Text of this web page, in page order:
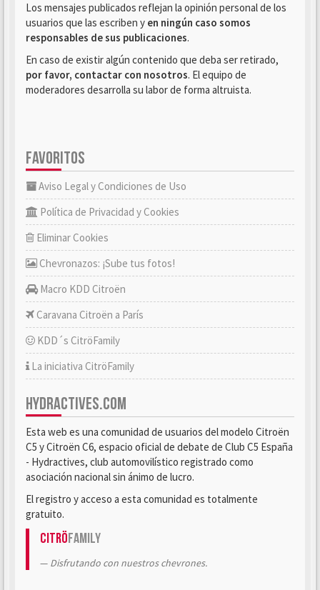
Los mensajes publicados reflejan la opinión personal de los
usuarios que las escriben y en ningún caso somos
responsables de sus publicaciones.
En caso de existir algún contenido que deba ser retirado,
por favor, contactar con nosotros. El equipo de
moderadores desarrolla su labor de forma altruista.
FAVORITOS
Aviso Legal y Condiciones de Uso
Política de Privacidad y Cookies
Eliminar Cookies
Chevronazos: ¡Sube tus fotos!
Macro KDD Citroën
Caravana Citroën a París
KDD´s CitröFamily
La iniciativa CitröFamily
HYDRACTIVES.COM
Esta web es una comunidad de usuarios del modelo Citroën
C5 y Citroën C6, espacio oficial de debate de Club C5 España
- Hydractives, club automovilístico registrado como
asociación nacional sin ánimo de lucro.
El registro y acceso a esta comunidad es totalmente
gratuito.
CitröFamily
Disfrutando con nuestros chevrones.